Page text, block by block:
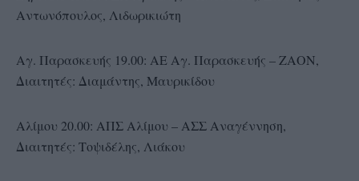
Αντωνόπουλος, Λιδωρικιώτη
Αγ. Παρασκευής 19.00: ΑΕ Αγ. Παρασκευής – ΖΑΟΝ,
Διαιτητές: Διαμάντης, Μαυρικίδου
Αλίμου 20.00: ΑΠΣ Αλίμου – ΑΣΣ Αναγέννηση,
Διαιτητές: Τοψιδέλης, Λιάκου